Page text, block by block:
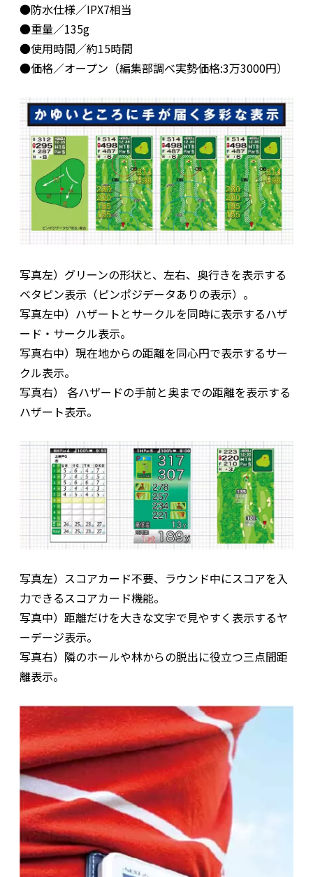
●防水仕様／IPX7相当
●重量／135g
●使用時間／約15時間
●価格／オープン（編集部調べ実勢価格:3万3000円）
写真左）グリーンの形状と、左右、奥行きを表示する
ベタピン表示（ピンポジデータありの表示）。
写真左中）ハザートとサークルを同時に表示するハザ
ード・サークル表示。
写真右中）現在地からの距離を同心円で表示するサー
クル表示。
写真右） 各ハザードの手前と奥までの距離を表示する
ハザート表示。
写真左）スコアカード不要、ラウンド中にスコアを入
力できるスコアカード機能。
写真中）距離だけを大きな文字で見やすく表示するヤ
ーデージ表示。
写真右）隣のホールや林からの脱出に役立つ三点間距
離表示。